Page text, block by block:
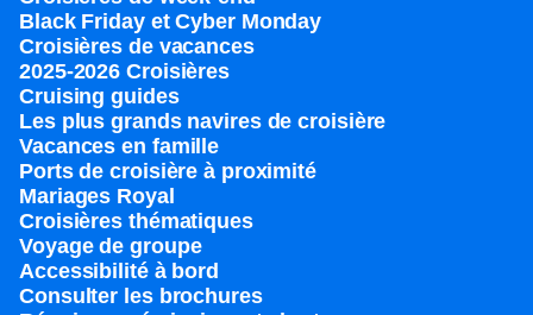
Black Friday et Cyber Monday
Croisières de vacances
2025-2026 Croisières
Cruising guides
Les plus grands navires de croisière
Vacances en famille
Ports de croisière à proximité
Mariages Royal
Croisières thématiques
Voyage de groupe​
Accessibilité à bord​
Consulter les brochures